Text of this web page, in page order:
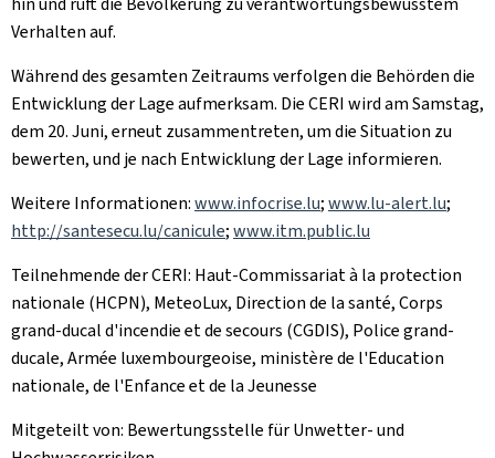
Verhalten auf.
Während des gesamten Zeitraums verfolgen die Behörden die
Entwicklung der Lage aufmerksam. Die CERI wird am Samstag,
dem 20. Juni, erneut zusammentreten, um die Situation zu
bewerten, und je nach Entwicklung der Lage informieren.
Weitere Informationen:www.infocrise.lu;www.lu-alert.lu;
http://santesecu.lu/canicule;www.itm.public.lu
Teilnehmende der CERI: Haut-Commissariat à la protection
nationale (HCPN), MeteoLux, Direction de la santé, Corps
grand-ducal d'incendie et de secours (CGDIS), Police grand-
ducale, Armée luxembourgeoise, ministère de l'Education
nationale, de l'Enfance et de la Jeunesse
Mitgeteilt von: Bewertungsstelle für Unwetter- und